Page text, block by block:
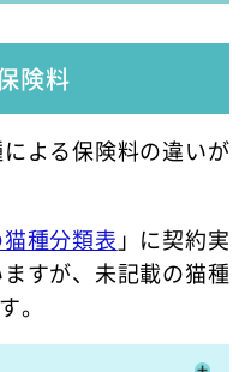
険料
よる保険料の違いが
種分類表 」に契約実
すが、未記載の猫種
。